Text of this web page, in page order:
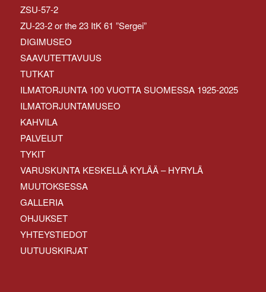
ZSU-57-2
ZU-23-2 or the 23 ItK 61 ”Sergei”
DIGIMUSEO
SAAVUTETTAVUUS
TUTKAT
ILMATORJUNTA 100 VUOTTA SUOMESSA 1925-2025
ILMATORJUNTAMUSEO
KAHVILA
PALVELUT
TYKIT
VARUSKUNTA KESKELLÄ KYLÄÄ – HYRYLÄ
MUUTOKSESSA
GALLERIA
OHJUKSET
YHTEYSTIEDOT
UUTUUSKIRJAT